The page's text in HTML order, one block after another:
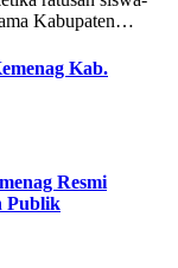
Kabupaten…
Kab.
Resmi
Publik